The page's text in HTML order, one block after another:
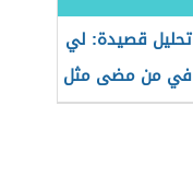
تحليل قصيدة: لي
في من مضى مثل
للبارودي